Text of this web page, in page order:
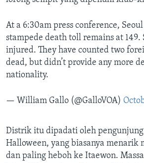
At a 6:30am press conference,
stampede death toll remains at 149.
injured. They have counted two
dead, but didn’t provide any more
nationality.
— William Gallo (@GalloVOA)
Distrik itu dipadati oleh
Halloween, yang biasanya menarik
dan paling heboh ke Itaewon.